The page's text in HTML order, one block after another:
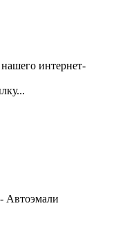
интернет-
Автоэмали